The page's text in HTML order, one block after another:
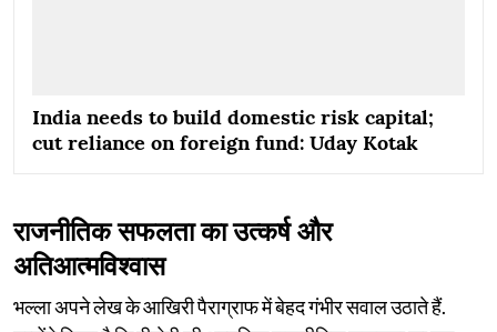
India needs to build domestic risk capital;
cut reliance on foreign fund: Uday Kotak
राजनीतिक सफलता का उत्कर्ष और
अतिआत्मविश्वास
भल्ला अपने लेख के आखिरी पैराग्राफ में बेहद गंभीर सवाल उठाते हैं.